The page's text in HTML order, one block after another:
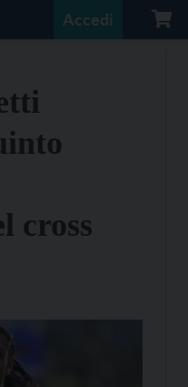
Accedi
cross